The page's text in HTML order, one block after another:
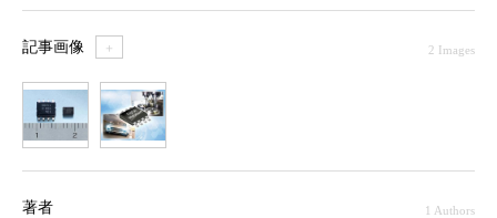
記事画像 ＋ 2 Images
著者 1 Authors